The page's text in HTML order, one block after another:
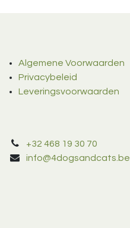
Algemene Voorwaarden
Privacybeleid
Leveringsvoorwaarden
+32 468 19 30 70
info@4dogsandcats.be